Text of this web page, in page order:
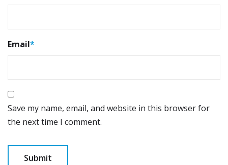
Email*
Save my name, email, and website in this browser for
the next time I comment.